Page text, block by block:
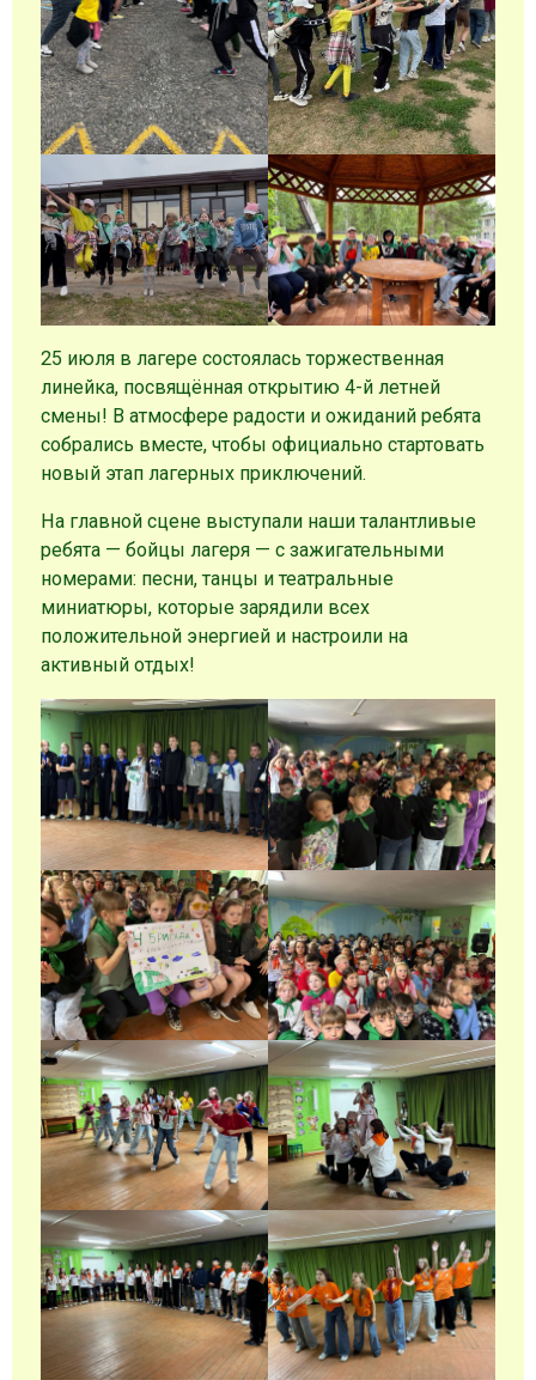
25 июля в лагере состоялась торжественная
линейка, посвящённая открытию 4-й летней
смены! В атмосфере радости и ожиданий ребята
собрались вместе, чтобы официально стартовать
новый этап лагерных приключений.
На главной сцене выступали наши талантливые
ребята — бойцы лагеря — с зажигательными
номерами: песни, танцы и театральные
миниатюры, которые зарядили всех
положительной энергией и настроили на
активный отдых!